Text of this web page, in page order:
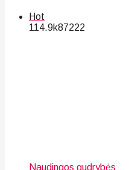
Hot
114.9k87222
Naudingos gudrybės